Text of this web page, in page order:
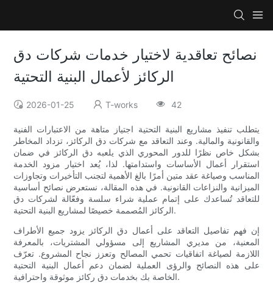
نصائح تعاقدية لاختيار خدمات شركات دق
الركائز لأعمال البنية التحتية
2026-01-25 T-works 42
يتطلب تنفيذ مشاريع البنية التحتية اجتياز متاهة من الاعتبارات الفنية
والقانونية والمالية. وعند التعاقد مع شركات دق الركائز، تزداد المخاطر
بشكل خاص نظرًا للدور المحوري الذي يلعبه دق الركائز في ضمان
استقرار أعمال الأساسات واستدامتها. لذا، يُعد اختيار مزود الخدمة
المناسب وصياغة عقد متين أمرًا بالغ الأهمية لتجنب التأخيرات وتجاوزات
الميزانية والنزاعات القانونية. في هذه المقالة، نستعرض نصائح أساسية
للتعاقد تُساعدك على إتمام عملية شراء سلسة وفعّالة لشركات دق
الركائز المُصممة خصيصًا لمشاريع البنية التحتية.
إن فهم تفاصيل التعاقد على أعمال دق الركائز يزود جميع الأطراف
المعنية، من مديري المشاريع إلى مسؤولي المشتريات، بالمعرفة
اللازمة لصياغة اتفاقيات تحمي المصالح وتعزز نجاح المشروع. تعرّف
على هذه النصائح والرؤى العملية لضمان دعم أعمال البنية التحتية
الخاصة بك بخدمات دق ركائز موثوقة واحترافية.